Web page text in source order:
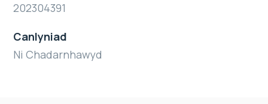
202304391
Canlyniad
Ni Chadarnhawyd